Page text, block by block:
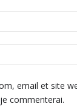
email et site
commenterai.